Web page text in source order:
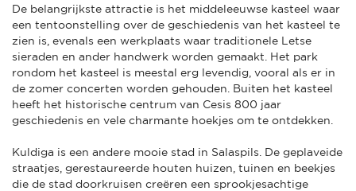
De belangrijkste attractie is het middeleeuwse kasteel waar
een tentoonstelling over de geschiedenis van het kasteel te
zien is, evenals een werkplaats waar traditionele Letse
sieraden en ander handwerk worden gemaakt. Het park
rondom het kasteel is meestal erg levendig, vooral als er in
de zomer concerten worden gehouden. Buiten het kasteel
heeft het historische centrum van Cesis 800 jaar
geschiedenis en vele charmante hoekjes om te ontdekken.
Kuldiga is een andere mooie stad in Salaspils. De geplaveide
straatjes, gerestaureerde houten huizen, tuinen en beekjes
die de stad doorkruisen creëren een sprookjesachtige